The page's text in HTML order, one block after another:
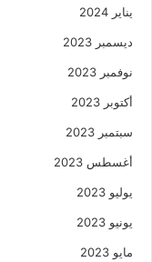
يناير 2024
ديسمبر 2023
نوفمبر 2023
أكتوبر 2023
سبتمبر 2023
أغسطس 2023
يوليو 2023
يونيو 2023
مايو 2023